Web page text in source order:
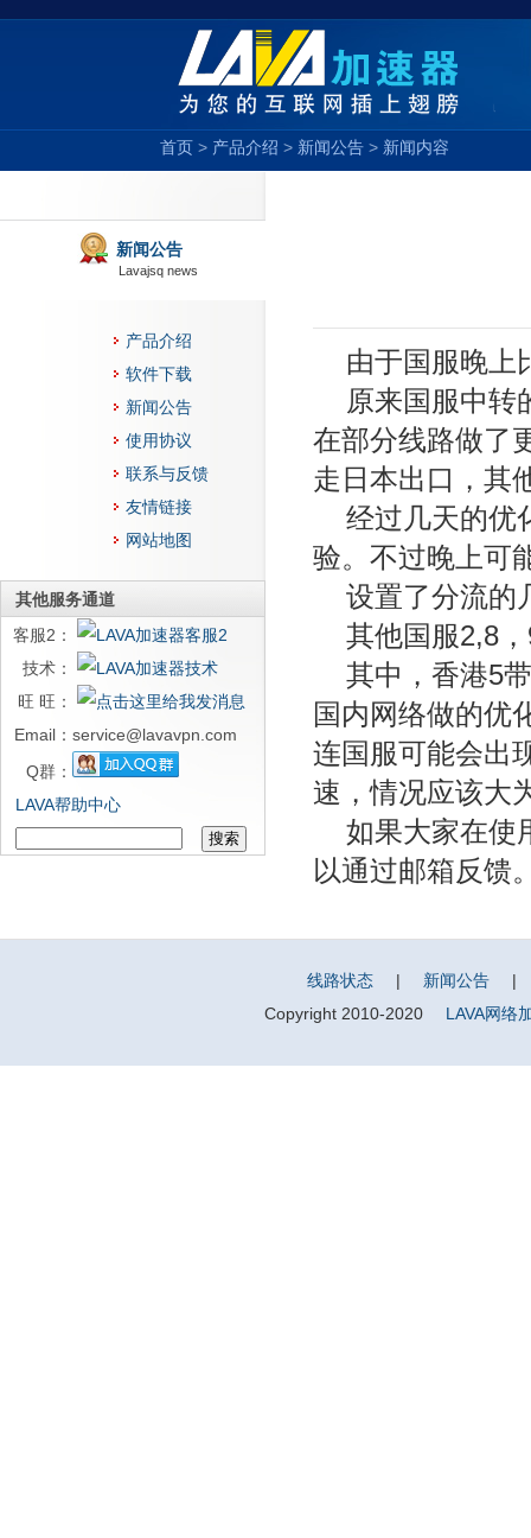
首页 > 产品介绍 > 新闻公告 > 新闻内容
新闻公告
Lavajsq news
产品介绍
软件下载
新闻公告
使用协议
联系与反馈
友情链接
网站地图
其他服务通道
客服2：
技术：
旺 旺：
Email： service@lavavpn.com
Q群：
LAVA帮助中心
由于国服晚上
原来国服中转
在部分线路做了
走日本出口，其
经过几天的优
验。不过晚上可
设置了分流的
其他国服2,8
其中，香港5
国内网络做的优
连国服可能会出
速，情况应该大
如果大家在使
以通过邮箱反馈
线路状态 | 新闻公告
|
Copyright 2010-2020
LAVA网络